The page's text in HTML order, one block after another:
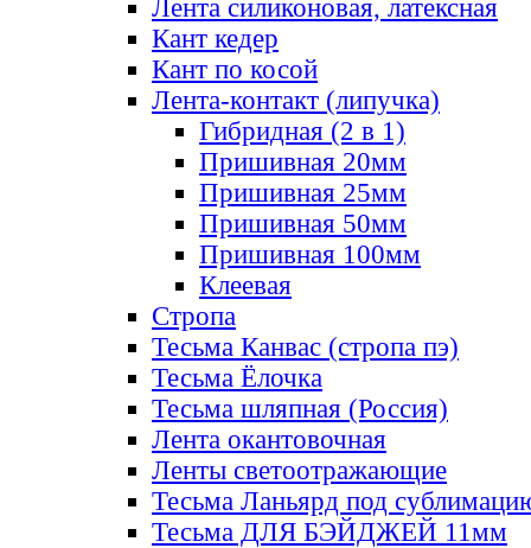
Лента силиконовая, латексная
Кант кедер
Кант по косой
Лента-контакт (липучка)
Гибридная (2 в 1)
Пришивная 20мм
Пришивная 25мм
Пришивная 50мм
Пришивная 100мм
Клеевая
Стропа
Тесьма Канвас (стропа пэ)
Тесьма Ёлочка
Тесьма шляпная (Россия)
Лента окантовочная
Ленты светоотражающие
Тесьма Ланьярд под
Тесьма ДЛЯ БЭЙДЖЕЙ 11мм